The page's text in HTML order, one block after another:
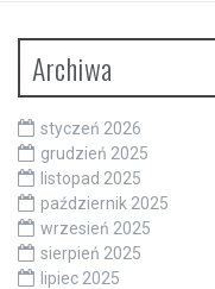
Archiwa
styczeń 2026
grudzień 2025
listopad 2025
październik 2025
wrzesień 2025
sierpień 2025
lipiec 2025